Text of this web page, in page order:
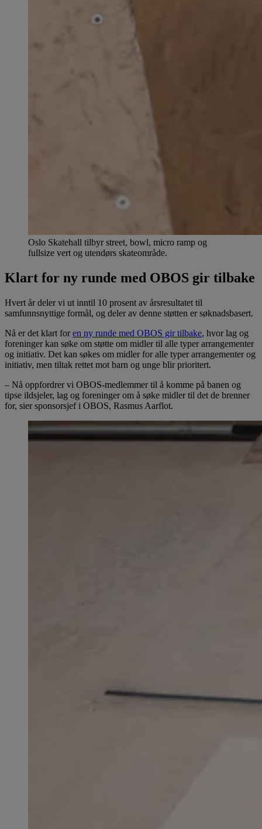
Oslo Skatehall tilbyr street, bowl, micro ramp og
fullsize vert og utendørs skateområde.
Klart for ny runde med OBOS gir tilbake
Hvert år deler vi ut inntil 10 prosent av årsresultatet til
samfunnsnyttige formål, og deler av denne støtten er søknadsbasert.
Nå er det klart foren ny runde med OBOS gir tilbake, hvor lag og
foreninger kan søke om støtte om midler til alle typer arrangementer
og initiativ. Det kan søkes om midler for alle typer arrangementer og
initiativ, men tiltak rettet mot barn og unge blir prioritert.
– Nå oppfordrer vi OBOS-medlemmer til å komme på banen og
tipse ildsjeler, lag og foreninger om å søke midler til det de brenner
for, sier sponsorsjef i OBOS, Rasmus Aarflot.